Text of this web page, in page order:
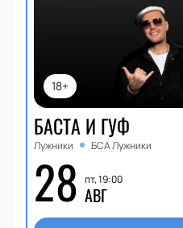
18+
БАСТА И ГУФ
Лужники БСА Лужники
28 пт, 19:00
АВГ